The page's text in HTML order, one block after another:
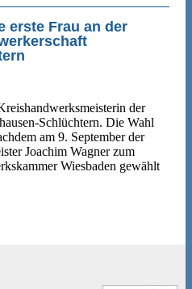
erste Frau an der
der
Schlüchtern. Die Wahl
am 9. September der
Joachim Wagner zum
Wiesbaden gewählt